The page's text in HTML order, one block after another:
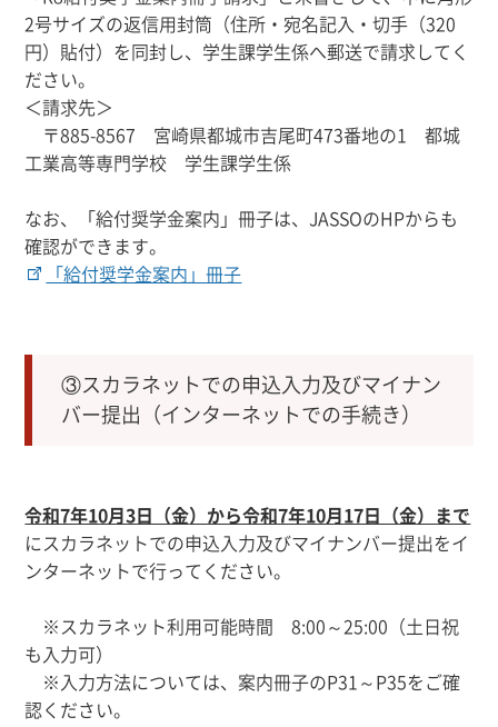
2号サイズの返信用封筒（住所・宛名記入・切手（320
円）貼付）を同封し、学生課学生係へ郵送で請求してく
ださい。
＜請求先＞
〒885-8567 宮崎県都城市吉尾町473番地の1 都城
工業高等専門学校 学生課学生係
なお、「給付奨学金案内」冊子は、JASSOのHPからも
確認ができます。
「給付奨学金案内」冊子
③スカラネットでの申込入力及びマイナン
バー提出（インターネットでの手続き）
令和7年10月3日（金）から令和7年10月17日（金）まで
にスカラネットでの申込入力及びマイナンバー提出をイ
ンターネットで行ってください。
※スカラネット利用可能時間8:00～25:00 （土日祝
も入力可）
※入力方法については、案内冊子のP31～P35をご確
認ください。